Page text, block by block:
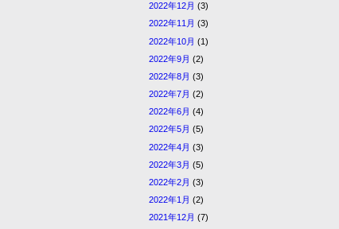
2022年12月 (3)
2022年11月 (3)
2022年10月 (1)
2022年9月 (2)
2022年8月 (3)
2022年7月 (2)
2022年6月 (4)
2022年5月 (5)
2022年4月 (3)
2022年3月 (5)
2022年2月 (3)
2022年1月 (2)
2021年12月 (7)